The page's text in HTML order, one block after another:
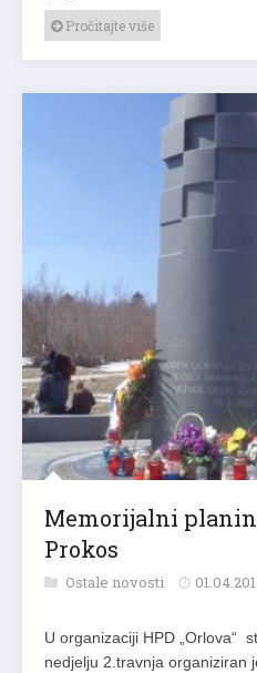
Pročitajte više
Memorijalni
Prokos
Ostale novosti
U organizaciji HPD „Orlova“
nedjelju 2.travnja organiziran